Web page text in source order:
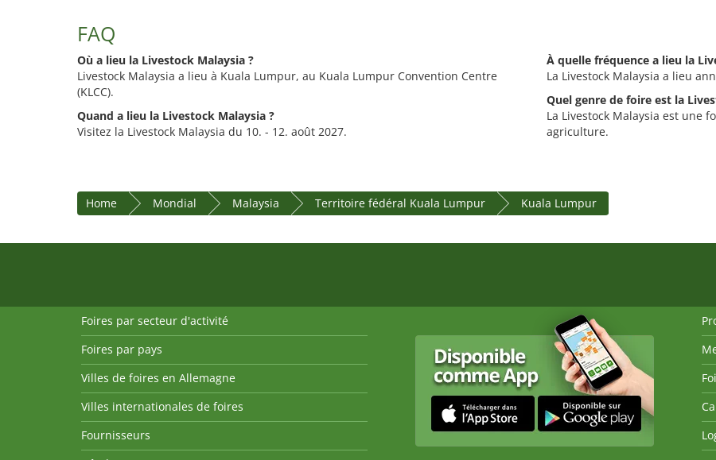
FAQ
Où a lieu la Livestock Malaysia ?
Livestock Malaysia a lieu à Kuala Lumpur, au Kuala Lumpur Convention Centre
(KLCC).
Quand a lieu la Livestock Malaysia ?
Visitez la Livestock Malaysia du 10. - 12. août 2027.
À quelle fréquence a lieu la
La Livestock Malaysia a lieu
Quel genre de foire est la
La Livestock Malaysia est une
agriculture.
Home Mondial Malaysia Territoire fédéral Kuala Lumpur Kuala Lumpur
Foires par secteur d'activité
Foires par pays
Villes de foires en Allemagne
Villes internationales de foires
Fournisseurs